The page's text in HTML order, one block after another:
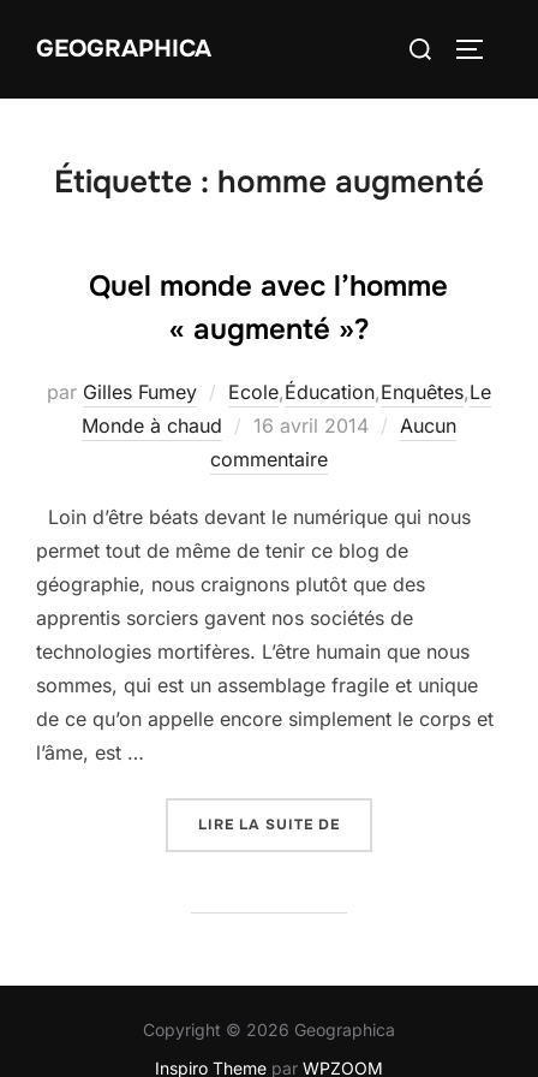
GEOGRAPHICA Rechercher :
Étiquette : homme augmenté
Quel monde avec l’homme
« augmenté »?
par Gilles Fumey Ecole,Éducation,Enquêtes,Le
Monde à chaud
Publié
le
16 avril 2014
Aucun
commentaire
Loin d’être béats devant le numérique qui nous
permet tout de même de tenir ce blog de
géographie, nous craignons plutôt que des
apprentis sorciers gavent nos sociétés de
technologies mortifères. L’être humain que nous
sommes, qui est un assemblage fragile et unique
de ce qu’on appelle encore simplement le corps et
l’âme, est …
LIRE LA SUITE DE
Copyright © 2026 Geographica
Inspiro Theme par WPZOOM